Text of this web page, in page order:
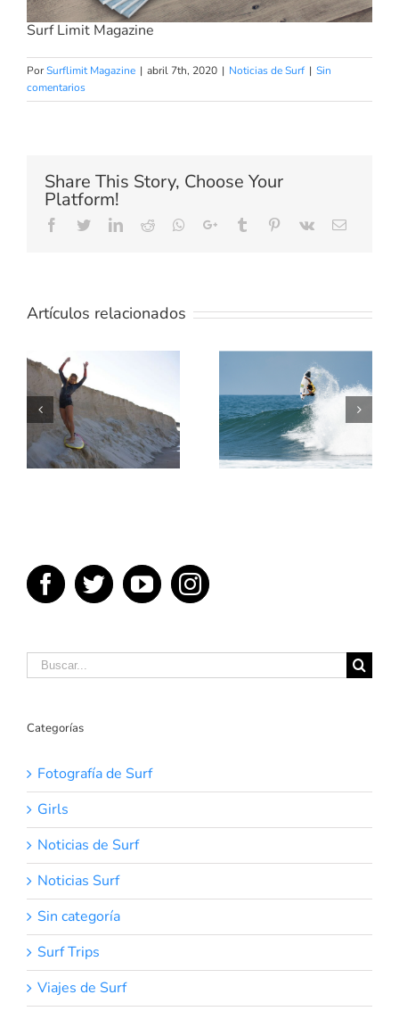
Surf Limit Magazine
PorSurflimit Magazine | abril 7th, 2020 | Noticias de Surf | Sin
comentarios
Share This Story, Choose Your
Platform!
Facebook
TwitterLinkedIn
Reddit Whatsapp
Google+Tumblr Pinterest
Vk Email
Artículos relacionados
5 MEJORES
PELICULAS
DE SURF
TE
ENSEÑAMOS
UN POCO
SOBRE
TÉRMINOS
Buscar:
Categorías
Fotografía de Surf
Girls
Noticias de Surf
Noticias Surf
Sin categoría
Surf Trips
Viajes de Surf